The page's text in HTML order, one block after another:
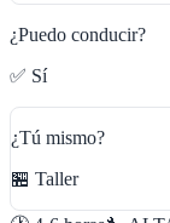
¿Puedo conducir?
✅ Sí
¿Tú mismo?
🏪 Taller